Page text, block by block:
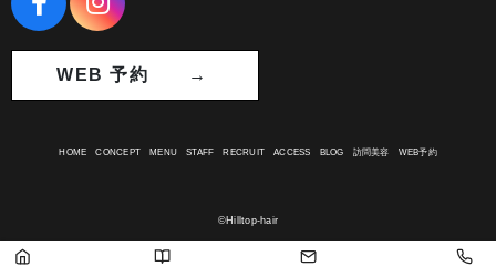
WEB 予約 →
HOME CONCEPT MENU STAFF RECRUIT ACCESS BLOG 訪問美容 WEB予約
©Hilltop-hair